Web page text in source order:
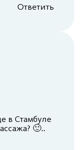
Ответить
в Стамбуле
🙂..